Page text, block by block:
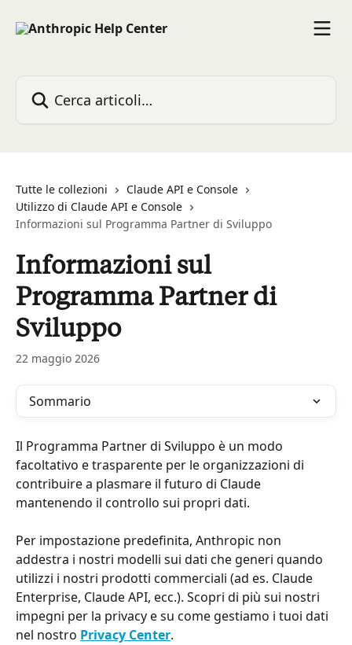
Tutte le collezioni
Claude API e Console
Utilizzo di Claude API e Console
Informazioni sul Programma Partner di Sviluppo
Informazioni sul
Programma Partner di
Sviluppo
22 maggio 2026
Sommario
Il Programma Partner di Sviluppo è un modo
facoltativo e trasparente per le organizzazioni di
contribuire a plasmare il futuro di Claude
mantenendo il controllo sui propri dati.
Per impostazione predefinita, Anthropic non
addestra i nostri modelli sui dati che generi quando
utilizzi i nostri prodotti commerciali (ad es. Claude
Enterprise, Claude API, ecc.). Scopri di più sui nostri
impegni per la privacy e su come gestiamo i tuoi dati
nel nostro Privacy Center.